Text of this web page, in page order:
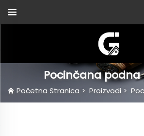
Pocinčana
Početna Stranica > Proizvodi >